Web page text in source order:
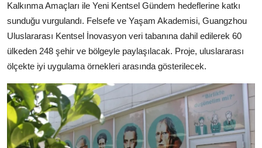
Kalkınma Amaçları ile Yeni Kentsel Gündem hedeflerine katkı
sunduğu vurgulandı. Felsefe ve Yaşam Akademisi, Guangzhou
Uluslararası Kentsel İnovasyon veri tabanına dahil edilerek 60
ülkeden 248 şehir ve bölgeyle paylaşılacak. Proje, uluslararası
ölçekte iyi uygulama örnekleri arasında gösterilecek.